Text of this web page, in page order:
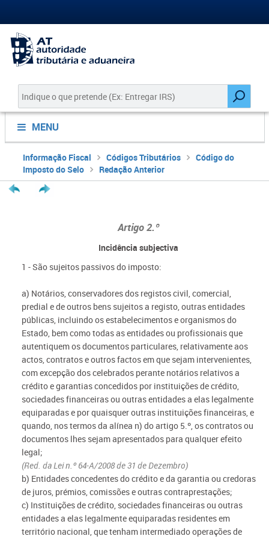
MENU
Informação Fiscal Códigos Tributários
Código do
Imposto do Selo
Redação Anterior
Artigo 2.º
Incidência subjectiva
1 - São sujeitos passivos do imposto:
a) Notários, conservadores dos registos civil, comercial,
predial e de outros bens sujeitos a registo, outras entidades
públicas, incluindo os estabelecimentos e organismos do
Estado, bem como todas as entidades ou profissionais que
autentiquem os documentos particulares, relativamente aos
actos, contratos e outros factos em que sejam intervenientes,
com excepção dos celebrados perante notários relativos a
crédito e garantias concedidos por instituições de crédito,
sociedades financeiras ou outras entidades a elas legalmente
equiparadas e por quaisquer outras instituições financeiras, e
quando, nos termos da alínea n) do artigo 5.º, os contratos ou
documentos lhes sejam apresentados para qualquer efeito
legal;
(Red. da Lei n.º 64-A/2008 de 31 de Dezembro)
b) Entidades concedentes do crédito e da garantia ou credoras
de juros, prémios, comissões e outras contraprestações;
c) Instituições de crédito, sociedades financeiras ou outras
entidades a elas legalmente equiparadas residentes em
território nacional, que tenham intermediado operações de